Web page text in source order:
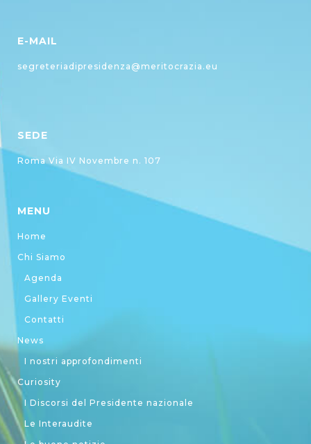
E-MAIL
segreteriadipresidenza@meritocrazia.eu
SEDE
Roma Via IV Novembre n. 107
MENU
Home
Chi Siamo
Agenda
Gallery Eventi
Contatti
News
I nostri approfondimenti
Curiosity
I Discorsi del Presidente nazionale
Le Interaudite